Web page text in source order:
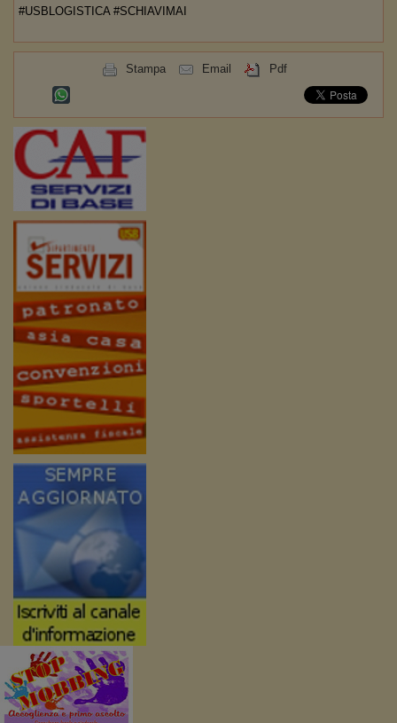
#USBLOGISTICA #SCHIAVIMAI
Stampa Email Pdf